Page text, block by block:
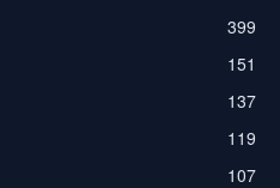
399
151
137
119
107